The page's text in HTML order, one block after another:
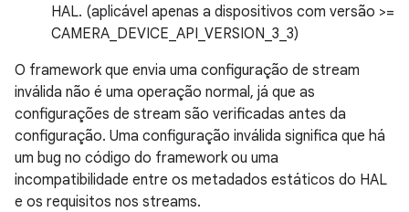
HAL. (aplicável apenas a dispositivos com versão >=
CAMERA_DEVICE_API_VERSION_3_3)
O framework que envia uma configuração de stream
inválida não é uma operação normal, já que as
configurações de stream são verificadas antes da
configuração. Uma configuração inválida significa que há
um bug no código do framework ou uma
incompatibilidade entre os metadados estáticos do HAL
e os requisitos nos streams.